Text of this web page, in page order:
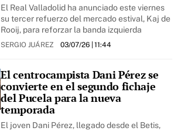
El Real Valladolid ha anunciado este viernes
su tercer refuerzo del mercado estival, Kaj de
Rooij, para reforzar la banda izquierda
SERGIO JUÁREZ 03/07/26| 11:44
El centrocampista Dani Pérez se
convierte en el segundo fichaje
del Pucela para la nueva
temporada
El joven Dani Pérez, llegado desde el Betis,